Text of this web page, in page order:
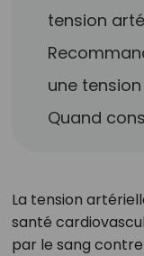
tension
une
Quand
La tension
santé
par le sang